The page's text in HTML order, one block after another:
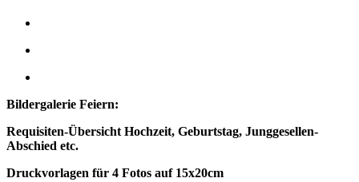
Bildergalerie Feiern:
Requisiten-Übersicht Hochzeit, Geburtstag, Junggesellen-
Abschied etc.
Druckvorlagen für 4 Fotos auf 15x20cm